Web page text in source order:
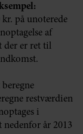
kr. på unoterede
af
der er ret til
restværdien
i
år 2013